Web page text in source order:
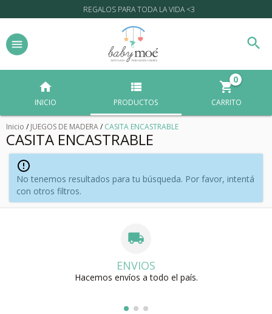
REGALOS PARA TODA LA VIDA <3
INICIO PRODUCTOS CARRITO
0
Inicio / JUEGOS DE MADERA/ CASITA ENCASTRABLE
CASITA ENCASTRABLE
No tenemos resultados para tu búsqueda. Por favor, intentá
con otros filtros.
ENVIOS
Hacemos envíos a todo el país.